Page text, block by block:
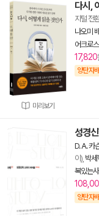
미리보기
다시,
지털 전
나오미
어크로스
17,820
양탄자
성경
D. A. 카
이), 박세
복있는
양탄자